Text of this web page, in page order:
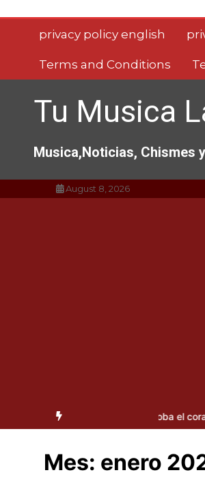
contenidoprivacy policy english
Terms and Conditions
Tu Musica
Musica,Noticias, Chismes
August 8, 2026
Pausini se roba el corazón del público
Mes: enero